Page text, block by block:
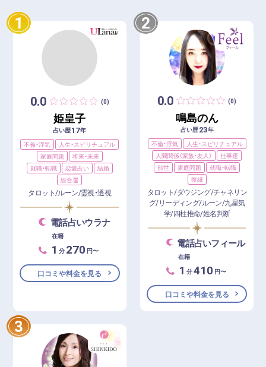
1
0.0 (0)
姫皇子
占い歴17年
不倫・浮気
人生・スピリチュアル
家庭問題
将来・未来
就職・転職
恋愛占い
結婚
総合運
タロット/ルーン/霊視・透視
電話占いウラナ
在籍
1 分 270 円〜
口コミや料金を見る
2
0.0 (0)
鳴島のん
占い歴23年
不倫・浮気
人生・スピリチュアル
人間関係（家族・友人）
仕事運
前世
家庭問題
就職・転職
復縁
タロット/ダウジング/チャネリン
グ/リーディング/ルーン/九星気
学/四柱推命/姓名判断
電話占いフィール
在籍
1 分410 円〜
口コミや料金を見る
3